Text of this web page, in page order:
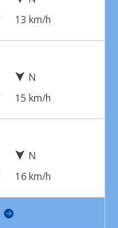
13 km/h
N
15 km/h
N
16 km/h